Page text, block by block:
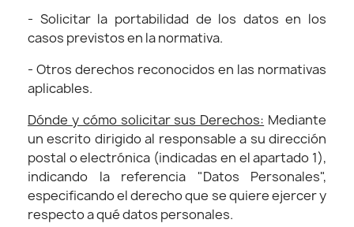
- Solicitar la portabilidad de los datos en los
casos previstos en la normativa.
- Otros derechos reconocidos en las normativas
aplicables.
Dónde y cómo solicitar sus Derechos: Mediante
un escrito dirigido al responsable a su dirección
postal o electrónica (indicadas en el apartado 1),
indicando la referencia "Datos Personales",
especificando el derecho que se quiere ejercer y
respecto a qué datos personales.